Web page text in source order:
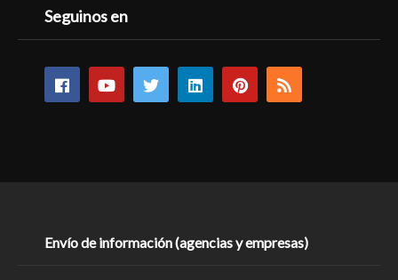
Seguinos en
Envío de información (agencias y empresas)